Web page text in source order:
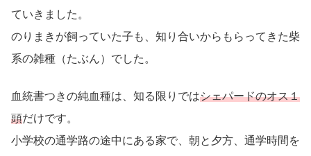
ていきました。
のりまきが飼っていた子も、知り合いからもらってきた柴
系の雑種（たぶん）でした。
血統書つきの純血種は、知る限りではシェパードのオス１
頭だけです。
小学校の通学路の途中にある家で、朝と夕方、通学時間を